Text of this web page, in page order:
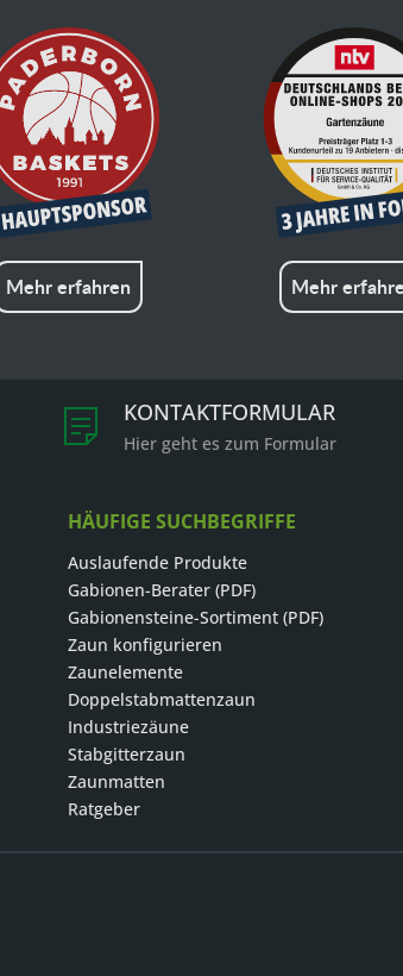
Mehr erfahren Mehr
KONTAKTFORMULAR
Hier geht es zum Formular
HÄUFIGE SUCHBEGRIFFE
Auslaufende Produkte
Gabionen-Berater (PDF)
Gabionensteine-Sortiment (PDF)
Zaun konfigurieren
Zaunelemente
Doppelstabmattenzaun
Industriezäune
Stabgitterzaun
Zaunmatten
Ratgeber